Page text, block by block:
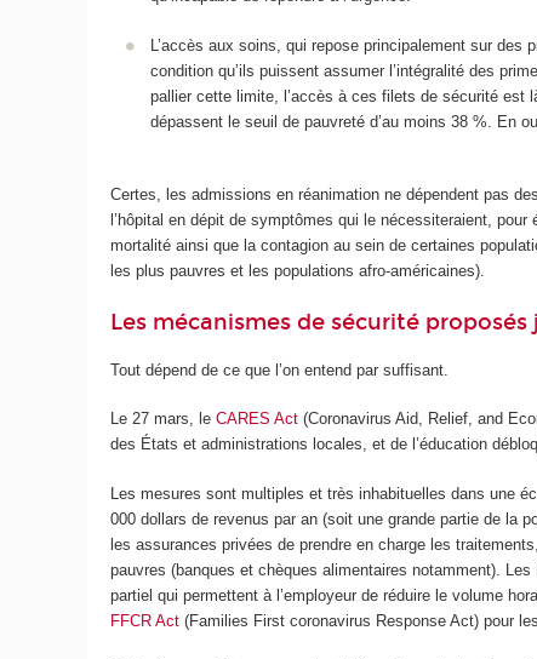
L’accès aux soins, qui repose principalement sur
condition qu’ils puissent assumer l’intégralité des
pallier cette limite, l’accès à ces filets de sécurité est
dépassent le seuil de pauvreté d’au moins 38 %. En
Certes, les admissions en réanimation ne dépendent pas
l’hôpital en dépit de symptômes qui le nécessiteraient,
mortalité ainsi que la contagion au sein de certaines
les plus pauvres et les populations afro-américaines).
Les mécanismes de sécurité
Tout dépend de ce que l’on entend par suffisant.
Le 27 mars, leCARES Act (Coronavirus Aid, Relief, and
des États et administrations locales, et de l’éducation
Les mesures sont multiples et très inhabituelles dans une
000 dollars de revenus par an (soit une grande partie de la
les assurances privées de prendre en charge les
pauvres (banques et chèques alimentaires notamment).
partiel qui permettent à l’employeur de réduire le volume
FFCR Act (Families First coronavirus Response Act) pour